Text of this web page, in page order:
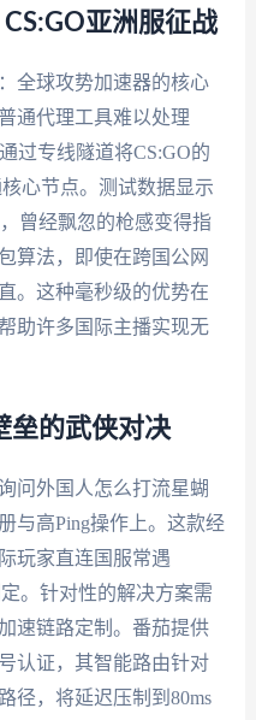
亚洲服征战
全球攻势加速器的核心
通代理工具难以处理
过专线隧道将CS:GO的
心节点。测试数据显示
曾经飘忽的枪感变得指
算法，即使在跨国公网
。这种毫秒级的优势在
助许多国际主播实现无
垒的武侠对决
问外国人怎么打流星蝴
与高Ping操作上。这款经
玩家直连国服常遇
。针对性的解决方案需
速链路定制。番茄提供
认证，其智能路由针对
径，将延迟压制到80ms